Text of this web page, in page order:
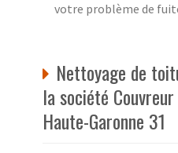
votre problème de
Nettoyage de
la société
Haute-Garonne 31